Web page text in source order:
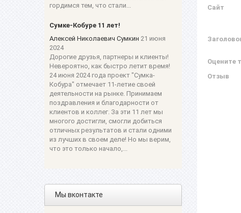
гордимся тем, что стали...
Сумке-Кобуре 11 лет!
Алексей Николаевич Сумкин 21 июня
2024
Дорогие друзья, партнеры и клиенты!
Невероятно, как быстро летит время!
24 июня 2024 года проект "Сумка-
Кобура" отмечает 11-летие своей
деятельности на рынке. Принимаем
поздравления и благодарности от
клиентов и коллег. За эти 11 лет мы
многого достигли, смогли добиться
отличных результатов и стали одними
из лучших в своем деле! Но мы верим,
что это только начало,...
Мы вконтакте
Сайт
Оцените
Отзыв